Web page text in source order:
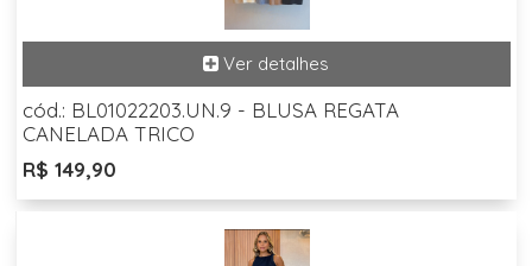
cód.: BL01022203.UN.9 - BLUSA REGATA
CANELADA TRICO
R$ 149,90